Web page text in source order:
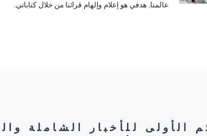
عالمنا. هدفي هو إعلام وإلهام قرائنا من خلال كتاباتي.
الأولى للأخبار الشاملة